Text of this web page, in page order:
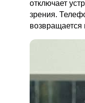
отключает
зрения.
возвращается
ПОЛЕЗНЫЕ